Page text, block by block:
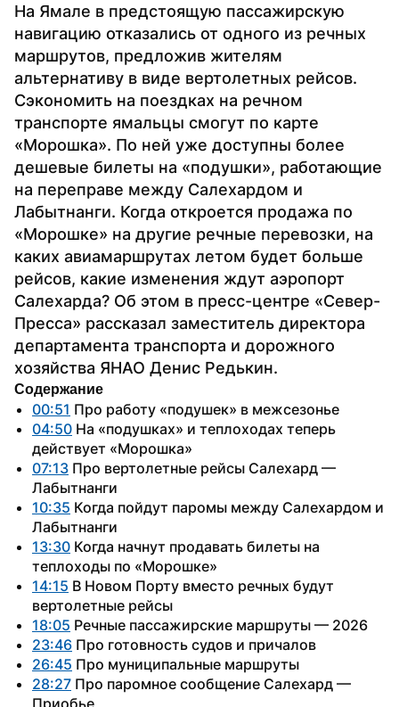
На Ямале в предстоящую пассажирскую
навигацию отказались от одного из речных
маршрутов, предложив жителям
альтернативу в виде вертолетных рейсов.
Сэкономить на поездках на речном
транспорте ямальцы смогут по карте
«Морошка». По ней уже доступны более
дешевые билеты на «подушки», работающие
на переправе между Салехардом и
Лабытнанги. Когда откроется продажа по
«Морошке» на другие речные перевозки, на
каких авиамаршрутах летом будет больше
рейсов, какие изменения ждут аэропорт
Салехарда? Об этом в пресс-центре «Север-
Пресса» рассказал заместитель директора
департамента транспорта и дорожного
хозяйства ЯНАО Денис Редькин.
Содержание
00:51 Про работу «подушек» в межсезонье
04:50 На «подушках» и теплоходах теперь
действует «Морошка»
07:13 Про вертолетные рейсы Салехард —
Лабытнанги
10:35 Когда пойдут паромы между Салехардом и
Лабытнанги
13:30 Когда начнут продавать билеты на
теплоходы по «Морошке»
14:15 В Новом Порту вместо речных будут
вертолетные рейсы
18:05 Речные пассажирские маршруты — 2026
23:46 Про готовность судов и причалов
26:45 Про муниципальные маршруты
28:27 Про паромное сообщение Салехард —
Приобье